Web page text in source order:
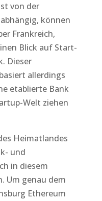
von der
können
Frankreich,
Blick auf Start-
Dieser
allerdings
etablierte Bank
Welt ziehen
Heimatlandes
und
in diesem
Um genau dem
Ethereum